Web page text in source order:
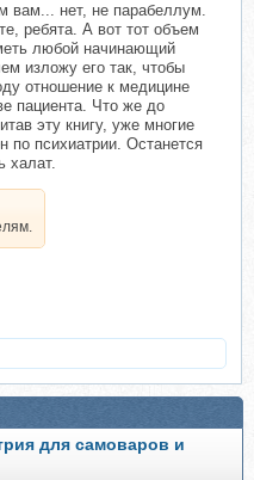
вам... нет, не парабеллум.
ребята. А вот тот объем
любой начинающий
изложу его так, чтобы
отношение к медицине
пациента. Что же до
эту книгу, уже многие
по психиатрии. Останется
халат.
для самоваров и